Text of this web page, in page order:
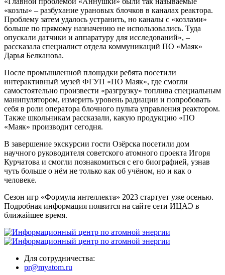
«козлы» – разбухание урановых блочков в каналах реактора.
Проблему затем удалось устранить, но каналы с «козлами»
больше по прямому назначению не использовались. Туда
опускали датчики и аппаратуру для исследований», –
рассказала специалист отдела коммуникаций ПО «Маяк»
Дарья Белканова.
После промышленной площадки ребята посетили
интерактивный музей ФГУП «ПО Маяк», где смогли
самостоятельно произвести «разгрузку» топлива специальным
манипулятором, измерить уровень радиации и попробовать
себя в роли оператора блочного пульта управления реактором.
Также школьникам рассказали, какую продукцию «ПО
«Маяк» производит сегодня.
В завершение экскурсии гости Озёрска посетили дом
научного руководителя советского атомного проекта Игоря
Курчатова и смогли познакомиться с его биографией, узнав
чуть больше о нём не только как об учёном, но и как о
человеке.
Сезон игр «Формула интеллекта» 2023 стартует уже осенью.
Подробная информация появится на сайте сети ИЦАЭ в
ближайшее время.
Для сотрудничества:
pr@myatom.ru